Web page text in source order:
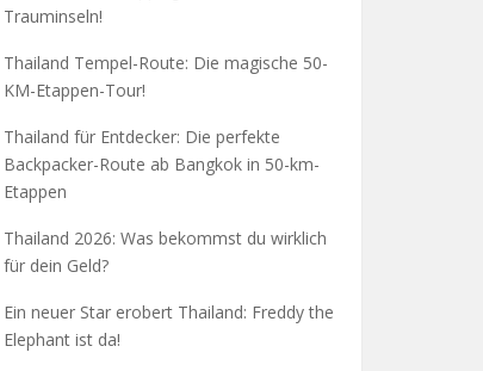
Trauminseln!
Thailand Tempel-Route: Die magische 50-
KM-Etappen-Tour!
Thailand für Entdecker: Die perfekte
Backpacker-Route ab Bangkok in 50-km-
Etappen
Thailand 2026: Was bekommst du wirklich
für dein Geld?
Ein neuer Star erobert Thailand: Freddy the
Elephant ist da!